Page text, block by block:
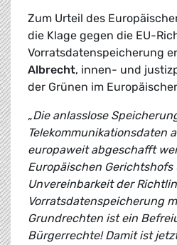
Zum Urteil des
die Klage gegen die EU-
Vorratsdatenspeicherung
Albrecht, innen- und
der Grünen im
„Die anlasslose
Telekommunikationsdaten
europaweit abgeschafft
Europäischen Gerichtshofs
Unvereinbarkeit der
Vorratsdatenspeicherung
Grundrechten ist ein
Bürgerrechte! Damit ist